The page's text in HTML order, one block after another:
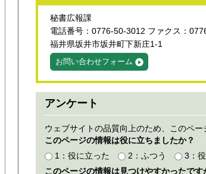
秘書広報課
電話番号：0776-50-3012 ファクス：
福井県坂井市坂井町下新庄1-1
お問い合わせフォーム
アンケート
ウェブサイトの品質向上のため、このペ
このページの情報は役に立ちましたか？
1：役に立った
2：ふつう
3：
このページの情報は見つけやすかったです